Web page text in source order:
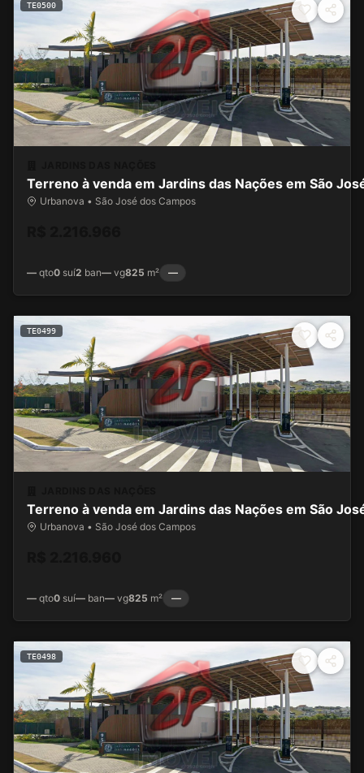
TE0500
Terreno à venda em Jardins das Nações em São
Urbanova • São José dos Campos
— qto0 suí2 ban— vg825 m² —
TE0499
Terreno à venda em Jardins das Nações em São
Urbanova • São José dos Campos
— qto0 suí— ban— vg825 m² —
TE0498